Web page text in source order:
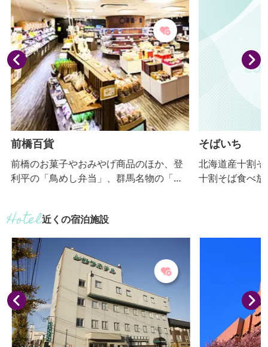
前橋百貨
前橋のお菓子やおみやげ商品のほか、登
利平の「鳥めし弁当」、群馬名物の「焼
充実。前橋市のマスコットキャラクター
「ころとん」グッズや群馬県のマスコッ
ト「ぐんまちゃん」グッズも購入できま
す。店内には、観光案内所とバス案内所
もあります。前橋市内はもちろん県内の
観光情報も手に入ります。 ★前橋の地酒
（前橋市内の酒蔵：町田酒造、栁澤...
そばいち
北海道産十割そ
十割そば食べ放
近くの宿泊施設